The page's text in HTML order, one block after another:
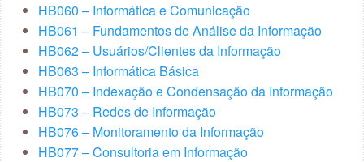
HB060 – Informática e Comunicação
HB061 – Fundamentos de Análise da Informação
HB062 – Usuários/Clientes da Informação
HB063 – Informática Básica
HB070 – Indexação e Condensação da Informação
HB073 – Redes de Informação
HB076 – Monitoramento da Informação
HB077 – Consultoria em Informação